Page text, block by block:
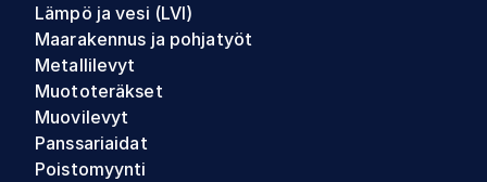
Lämpö ja vesi (LVI)
Maarakennus ja pohjatyöt
Metallilevyt
Muototeräkset
Muovilevyt
Panssariaidat
Poistomyynti